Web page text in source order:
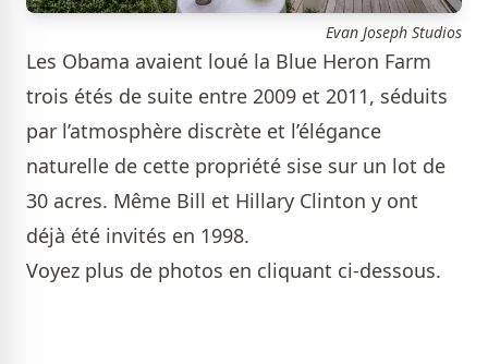
Evan Joseph Studios
Les Obama avaient loué la Blue Heron Farm
trois étés de suite entre 2009 et 2011, séduits
par l’atmosphère discrète et l’élégance
naturelle de cette propriété sise sur un lot de
30 acres. Même Bill et Hillary Clinton y ont
déjà été invités en 1998.
Voyez plus de photos en cliquant ci-dessous.